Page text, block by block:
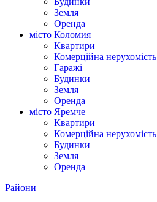
Земля
Оренда
місто Коломия
Квартири
Комерційна нерухомість
Гаражі
Будинки
Земля
Оренда
місто Яремче
Квартири
Комерційна нерухомість
Будинки
Земля
Оренда
Райони